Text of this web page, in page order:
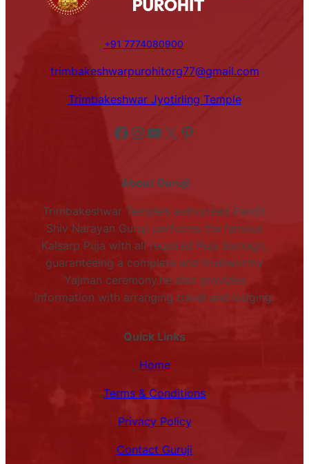
+91 7774080900
trimbakeshwarpurohitorg77@gmail.com
Trimbakeshwar Jyotirling Temple
Facebook Instagram YouTube X Pinterest
About Guruji
Trimbakeshwar Temple’s authorized Pandit
Shiv Narayan Guruji performs the famous
Kalsarp Puja with all required Puja Samagri,
guaranteeing a complete and trustworthy
Yajman ceremony.he also provides
information with arranging travel and lodging.
Quick Links
Home
Terms & Conditions
Privacy Policy
Contact Guruji